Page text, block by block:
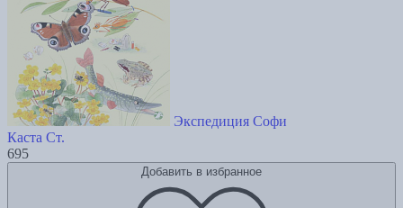
Экспедиция Софи
Каста Ст.
695
Добавить в избранное